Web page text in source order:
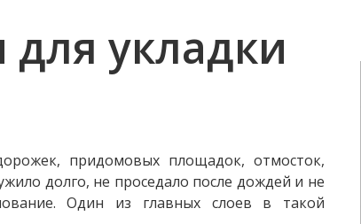
укладки
придомовых площадок, отмосток,
долго, не проседало после дождей и не
Один из главных слоев в такой